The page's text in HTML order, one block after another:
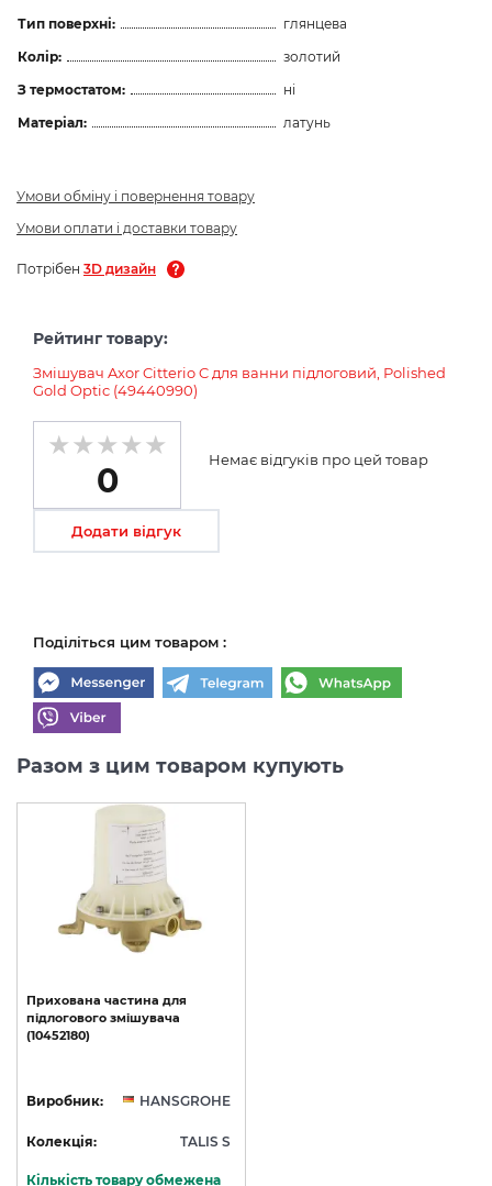
Тип поверхні:
глянцева
Колір:
золотий
З термостатом:
ні
Матеріал:
латунь
Умови обміну і повернення товару
Умови оплати і доставки товару
Потрібен 3D дизайн
Рейтинг товару:
Змішувач Axor Citterio C для ванни підлоговий, Polished
Gold Optic (49440990)
0
Немає відгуків про цей товар
Додати відгук
Поділіться цим товаром :
Разом з цим товаром купують
Прихована частина для
підлогового змішувача
(10452180)
Виробник: HANSGROHE
Колекція: TALIS S
Кількість товару обмежена